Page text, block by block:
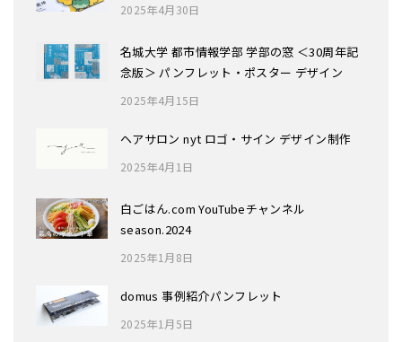
2025年4月30日
名城大学 都市情報学部 学部の窓 ＜30周年記
念版＞ パンフレット・ポスター デザイン
2025年4月15日
ヘアサロン nyt ロゴ・サイン デザイン制作
2025年4月1日
白ごはん.com YouTubeチャンネル
season.2024
2025年1月8日
domus 事例紹介パンフレット
2025年1月5日